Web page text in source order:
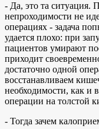
- Да, это та ситуация.
непроходимости не
операциях - задача
удается плохо: при
пациентов умирают
приходит
достаточно одной
восстанавливаем
необходимости, как и
операции на толстой
- Тогда зачем